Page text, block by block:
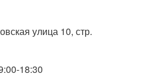
улица 10, стр.
18:30